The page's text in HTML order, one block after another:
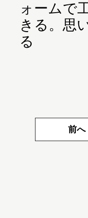
ォームで
きる。思
る
前へ